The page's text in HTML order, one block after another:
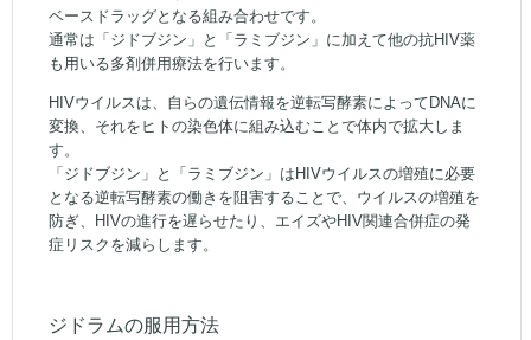
ベースドラッグとなる組み合わせです。
通常は「ジドブジン」と「ラミブジン」に加えて他の抗HIV薬
も用いる多剤併用療法を行います。
HIVウイルスは、自らの遺伝情報を逆転写酵素によってDNAに
変換、それをヒトの染色体に組み込むことで体内で拡大しま
す。
「ジドブジン」と「ラミブジン」はHIVウイルスの増殖に必要
となる逆転写酵素の働きを阻害することで、ウイルスの増殖を
防ぎ、HIVの進行を遅らせたり、エイズやHIV関連合併症の発
症リスクを減らします。
ジドラムの服用方法